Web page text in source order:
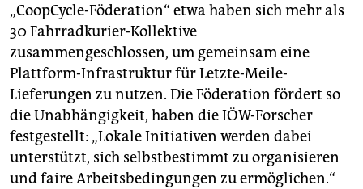
„CoopCycle-Föderation“ etwa haben sich mehr als
30 Fahrradkurier-Kollektive
zusammengeschlossen, um gemeinsam eine
Plattform-­In­fra­struktur für Letzte-Meile-
Lieferungen zu nutzen. Die Föderation fördert so
die Unabhängigkeit, haben die IÖW-Forscher
festgestellt: „Lokale Initiativen werden dabei
unterstützt, sich selbstbestimmt zu organisieren
und faire Arbeitsbedingungen zu ermöglichen.“